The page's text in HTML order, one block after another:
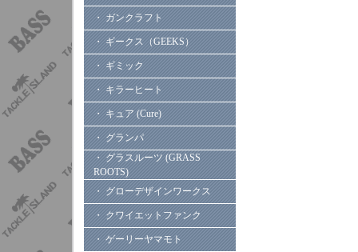
・ ガンクラフト
・ ギークス（GEEKS）
・ ギミック
・ キラーヒート
・ キュア (Cure)
・ グランパ
・ グラスルーツ (GRASS
ROOTS)
・ グローデザインワークス
・ クワイエットファンク
・ ゲーリーヤマモト